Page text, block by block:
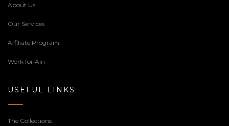
About Us
Our Services
Affiliate Program
Work for Airi
USEFUL LINKS
The Collections